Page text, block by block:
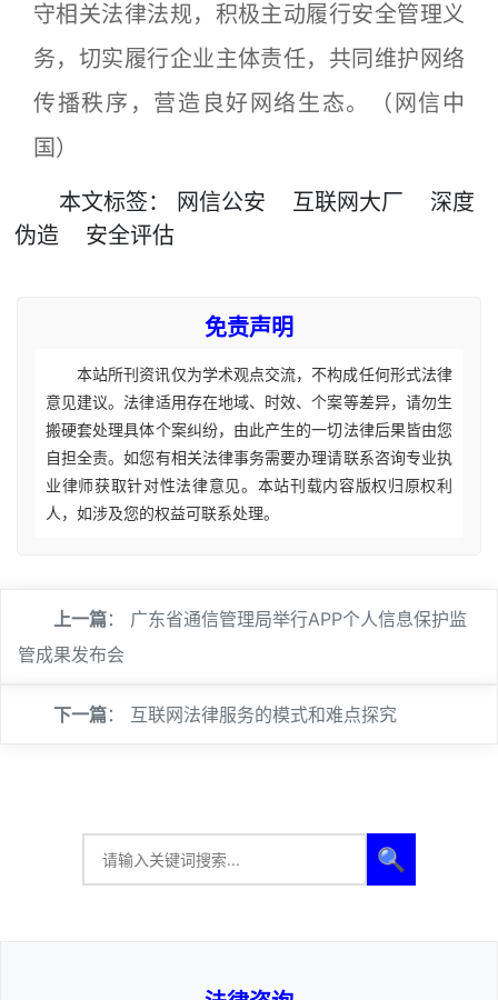
守相关法律法规，积极主动履行安全管理义
务，切实履行企业主体责任，共同维护网络
传播秩序，营造良好网络生态。（网信中
国）
本文标签： 网信公安 互联网大厂
深度
伪造
安全评估
免责声明
本站所刊资讯仅为学术观点交流，不构成任何形式法律
意见建议。法律适用存在地域、时效、个案等差异，请勿生
搬硬套处理具体个案纠纷，由此产生的一切法律后果皆由您
自担全责。如您有相关法律事务需要办理请联系咨询专业执
业律师获取针对性法律意见。本站刊载内容版权归原权利
人，如涉及您的权益可联系处理。
上一篇： 广东省通信管理局举行APP个人信息保护监
管成果发布会
下一篇： 互联网法律服务的模式和难点探究
🔍